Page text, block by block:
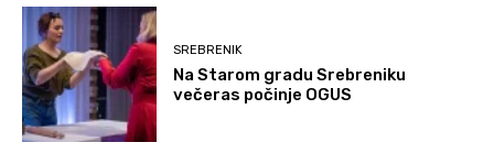
SREBRENIK
Na Starom gradu Srebreniku
večeras počinje OGUS